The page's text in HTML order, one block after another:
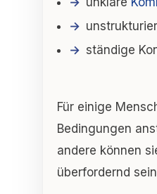
ständige
Für einige
Bedingungen
andere können
überfordernd